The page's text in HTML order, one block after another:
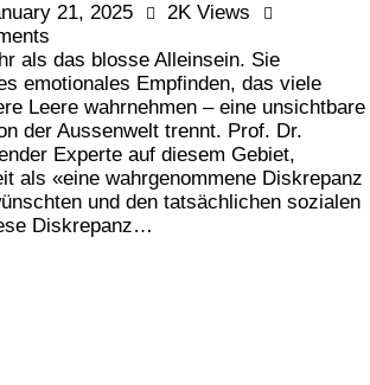
21, 2025 2K Views
als das blosse Alleinsein. Sie
emotionales Empfinden, das viele
Leere wahrnehmen – eine unsichtbare
der Aussenwelt trennt. Prof. Dr.
Experte auf diesem Gebiet,
als «eine wahrgenommene Diskrepanz
und den tatsächlichen sozialen
Diskrepanz…